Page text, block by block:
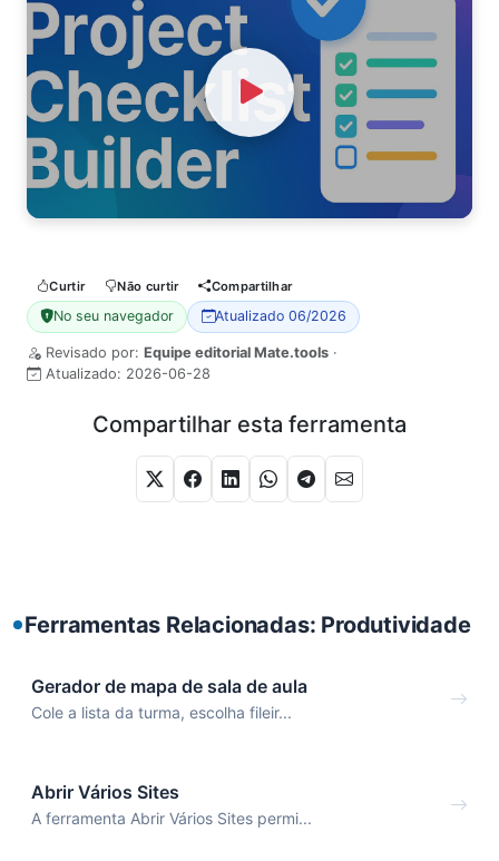
Watch Video
Curtir Não curtir Compartilhar
No seu navegador Atualizado 06/2026
Revisado por: Equipe editorial Mate.tools ·
Atualizado: 2026-06-28
Compartilhar esta ferramenta
Ferramentas Relacionadas: Produtividade
Gerador de mapa de sala de aula
Cole a lista da turma, escolha fileir...
Abrir Vários Sites
A ferramenta Abrir Vários Sites permi...